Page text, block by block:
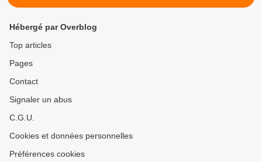
Hébergé par Overblog
Top articles
Pages
Contact
Signaler un abus
C.G.U.
Cookies et données personnelles
Préférences cookies